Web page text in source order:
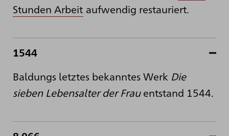
Stunden Arbeit aufwendig restauriert.
1544
Baldungs letztes bekanntes Werk Die
sieben Lebensalter der Frauentstand 1544.